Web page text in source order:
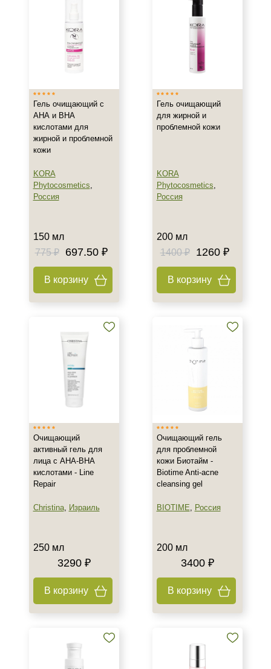
Ровный тон
Показать еще
Область применения
Веки
Декольте
Лицо
Показать еще
120 мл
150 мл
160 мл
Аминокислоты
Вечер
Ежедневный
Процедура
Демакияж
Гель очищающий с
АНА и ВНА
кислотами для
жирной и проблемной
кожи
KORA
Phytocosmetics,
Россия
150 мл
775 ₽
697.50 ₽
В корзину
Гель очищающий
для жирной и
проблемной кожи
KORA
Phytocosmetics,
Россия
200 мл
1400 ₽
1260 ₽
В корзину
Очищающий
активный гель для
лица с AHA-BHA
кислотами - Line
Repair
Christina, Израиль
250 мл
3290 ₽
В корзину
Очищающий гель
для проблемной
кожи Биотайм -
Biotime Anti-acne
cleansing gel
BIOTIME, Россия
200 мл
3400 ₽
В корзину